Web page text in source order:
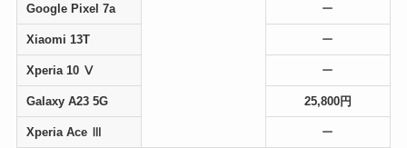
Google Pixel 7a ー
Xiaomi 13T ー
Xperia 10 Ⅴ ー
Galaxy A23 5G 25,800円
Xperia Ace Ⅲ ー